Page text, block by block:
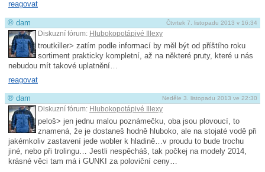
reagovat
Čtvrtek 7. listopadu 2013 v 16:34
® dam
Diskuzní fórum: Hlubokopotápivé Illexy
troutkiller> zatím podle informací by měl být od příštího roku
sortiment prakticky kompletní, až na některé pruty, které u nás
nebudou mít takové uplatnění…
reagovat
Neděle 3. listopadu 2013 ve 22:30
® dam
Diskuzní fórum: Hlubokopotápivé Illexy
peloš> jen jednu malou poznámečku, oba jsou plovoucí, to
znamená, že je dostaneš hodně hluboko, ale na stojaté vodě při
jakémkoliv zastavení jede wobler k hladině…v proudu to bude trochu
jiné, nebo při trolingu… Jestli nespěcháš, tak počkej na modely 2014,
krásné věci tam má i GUNKI za poloviční ceny…